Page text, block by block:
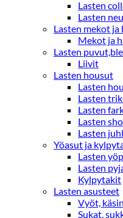
Lasten
Lasten
Lasten mekot ja
Mekot ja
Lasten
Liivit
Lasten housut
Lasten
Lasten
Lasten
Lasten
Lasten
Yöasut ja
Lasten
Lasten
Kylpytakit
Lasten asusteet
Vyöt,
Sukat,